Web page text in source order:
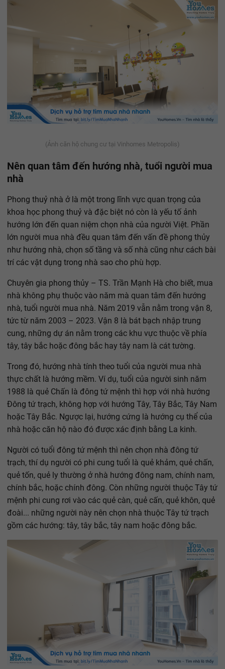
(Ảnh căn hộ chung cư tại Vinhomes Metropolis)
Nên quan tâm đến hướng nhà, tuổi người mua
nhà
Phong thuỷ nhà ở là một trong lĩnh vực quan trọng của
khoa học phong thuỷ và đặc biệt nó còn là yếu tố ảnh
hướng lớn đến quan niệm chọn nhà của người Việt. Phần
lớn người mua nhà đều quan tâm đến vấn đề phong thủy
như hướng nhà, chọn số tầng và số nhà cũng như cách bài
trí các vật dụng trong nhà sao cho phù hợp.
Chuyên gia phong thủy – TS. Trần Mạnh Hà cho biết, mua
nhà không phụ thuộc vào năm mà quan tâm đến hướng
nhà, tuổi người mua nhà. Năm 2019 vẫn nằm trong vận 8,
tức từ năm 2003 – 2023. Vận 8 là bát bạch nhập trung
cung, những dự án nằm trong các khu vực thuộc về phía
tây, tây bắc hoặc đông bắc hay tây nam là cát tường.
Trong đó, hướng nhà tính theo tuổi của người mua nhà
thực chất là hướng mềm. Ví dụ, tuổi của người sinh năm
1988 là quẻ Chấn là đông tứ mệnh thì hợp với nhà hướng
Đông tứ trạch, không hợp với hướng Tây, Tây Bắc, Tây Nam
hoặc Tây Bắc. Ngược lại, hướng cứng là hướng cụ thể của
nhà hoặc căn hộ nào đó được xác định bằng La kinh.
Người có tuổi đông tứ mệnh thì nên chọn nhà đông tứ
trạch, thí dụ người có phi cung tuổi là quẻ khảm, quẻ chấn,
quẻ tốn, quẻ ly thường ở nhà hướng đông nam, chính nam,
chính bắc, hoặc chính đông. Còn những người thuộc Tây tứ
mệnh phi cung rơi vào các quẻ càn, quẻ cấn, quẻ khôn, quẻ
đoài... những người này nên chọn nhà thuộc Tây tứ trạch
gồm các hướng: tây, tây bắc, tây nam hoặc đông bắc.